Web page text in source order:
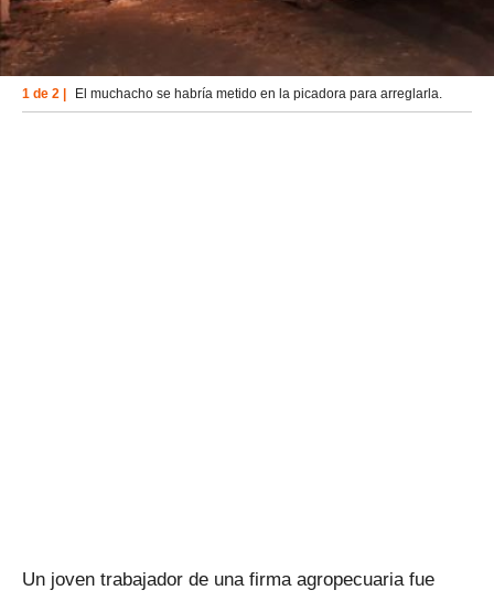
1 de 2 | El muchacho se habría metido en la picadora para arreglarla.
Un joven trabajador de una firma agropecuaria fue